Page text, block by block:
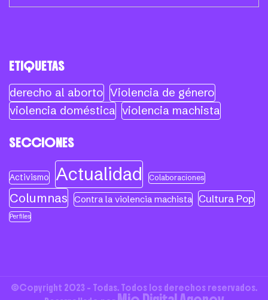
ETIQUETAS
derecho al aborto Violencia de género
violencia doméstica violencia machista
SECCIONES
Activismo Actualidad Colaboraciones
Columnas Contra la violencia machista Cultura Pop
Perfiles
©Copyright 2023 - Todas. Todos los derechos reservados.